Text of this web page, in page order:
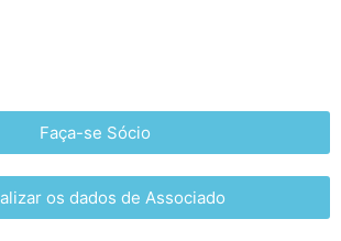
Faça-se Sócio
os dados de Associado